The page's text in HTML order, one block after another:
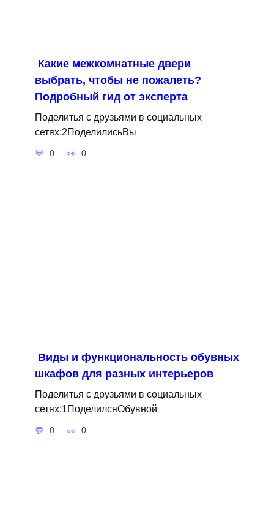
Какие межкомнатные двери
выбрать, чтобы не пожалеть?
Подробный гид от эксперта
Поделитья с друзьями в социальных
сетях:2ПоделилисьВы
0 0
Виды и функциональность обувных
шкафов для разных интерьеров
Поделитья с друзьями в социальных
сетях:1ПоделилсяОбувной
0 0